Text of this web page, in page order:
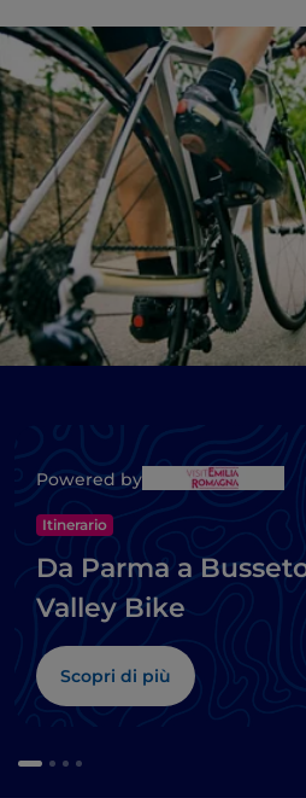
Powered by
Itinerario
Da Parma a
Valley Bike
Scopri di più